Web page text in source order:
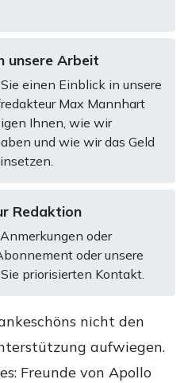
unsere Arbeit
einen Einblick in unsere
Max Mannhart
Ihnen, wie wir
und wie wir das Geld
Redaktion
oder
oder unsere
priorisierten Kontakt.
nicht den
aufwiegen.
Freunde von Apollo